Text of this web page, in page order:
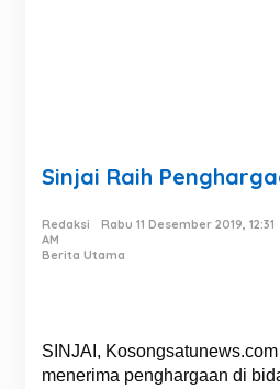
Sinjai Raih
Redaksi
Rabu 11 Desember 2019, 12:31
AM
Berita Utama
SINJAI,
menerima penghargaan di